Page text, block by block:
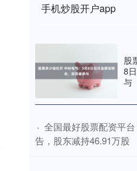
2026-
5月20日，“广货行天下
动，正式拉开了今年广东
江、揭阳等荔枝主
手机炒股开户app
股
8
与
· 全国最好股票配资平
告，股东减持46.91万股